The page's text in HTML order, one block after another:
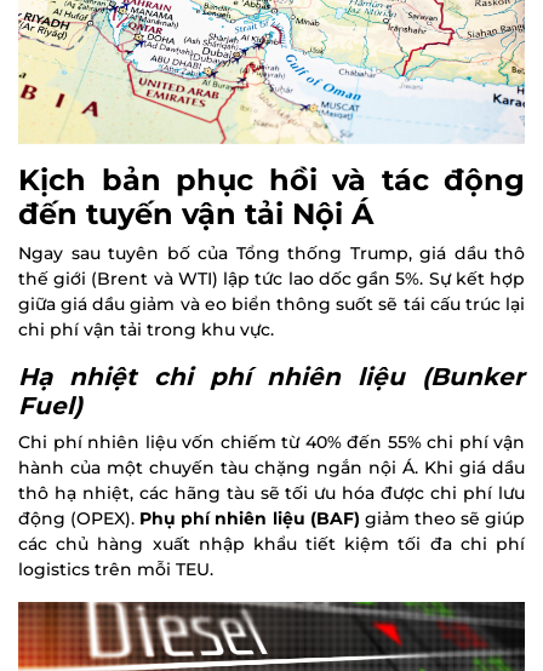
Kịch bản phục hồi và tác động
đến tuyến vận tải Nội Á
Ngay sau tuyên bố của Tổng thống Trump, giá dầu thô
thế giới (Brent và WTI) lập tức lao dốc gần 5%. Sự kết hợp
giữa giá dầu giảm và eo biển thông suốt sẽ tái cấu trúc lại
chi phí vận tải trong khu vực.
Hạ nhiệt chi phí nhiên liệu (Bunker
Fuel)
Chi phí nhiên liệu vốn chiếm từ 40% đến 55% chi phí vận
hành của một chuyến tàu chặng ngắn nội Á. Khi giá dầu
thô hạ nhiệt, các hãng tàu sẽ tối ưu hóa được chi phí lưu
động (OPEX). Phụ phí nhiên liệu (BAF) giảm theo sẽ giúp
các chủ hàng xuất nhập khẩu tiết kiệm tối đa chi phí
logistics trên mỗi TEU.